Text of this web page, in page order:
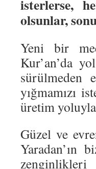
isterlerse,
olsunlar,
Yeni bir
Kur’an’da
sürülmeden
yığmamızı
üretim
Güzel ve
Yaradan’ın